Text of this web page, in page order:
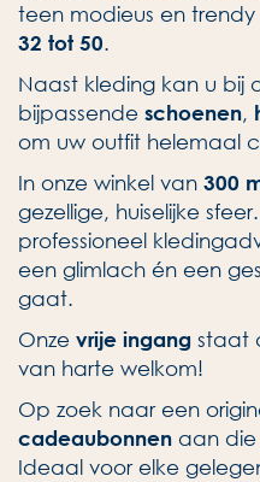
teen modieus en
32 tot 50.
Naast kleding kan u bij
bijpassende schoenen,
om uw outfit helemaal
In onze winkel van 300
gezellige, huiselijke
professioneel
een glimlach én een
gaat.
Onze vrije ingang staat
van harte welkom!
Op zoek naar een
cadeaubonnen aan die
Ideaal voor elke